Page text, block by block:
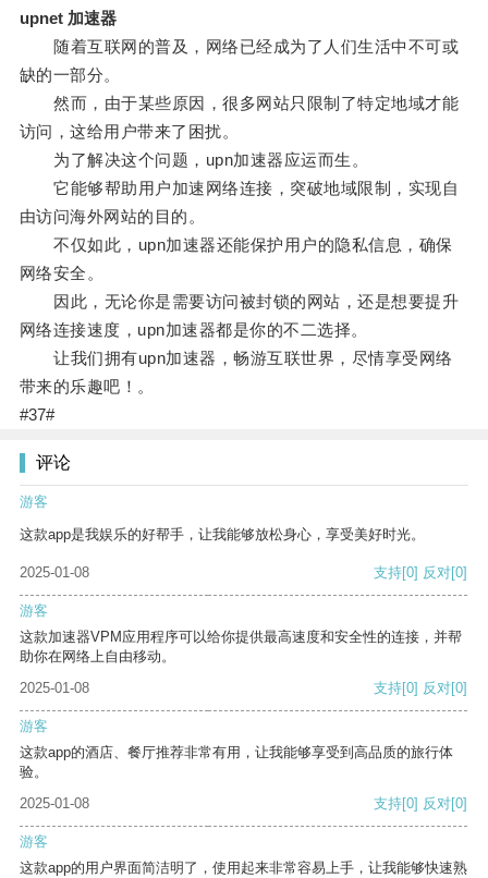
upnet 加速器
随着互联网的普及，网络已经成为了人们生活中不可或
缺的一部分。
然而，由于某些原因，很多网站只限制了特定地域才能
访问，这给用户带来了困扰。
为了解决这个问题，upn加速器应运而生。
它能够帮助用户加速网络连接，突破地域限制，实现自
由访问海外网站的目的。
不仅如此，upn加速器还能保护用户的隐私信息，确保
网络安全。
因此，无论你是需要访问被封锁的网站，还是想要提升
网络连接速度，upn加速器都是你的不二选择。
让我们拥有upn加速器，畅游互联世界，尽情享受网络
带来的乐趣吧！。
#37#
评论
游客
这款app是我娱乐的好帮手，让我能够放松身心，享受美好时光。
2025-01-08 支持[0] 反对[0]
游客
这款加速器VPM应用程序可以给你提供最高速度和安全性的连接，并帮
助你在网络上自由移动。
2025-01-08
支持[0] 反对[0]
游客
这款app的酒店、餐厅推荐非常有用，让我能够享受到高品质的旅行体
验。
2025-01-08
支持[0] 反对[0]
游客
这款app的用户界面简洁明了，使用起来非常容易上手，让我能够快速熟